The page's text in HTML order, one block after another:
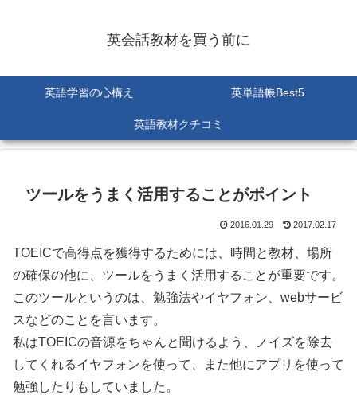
英会話教材を買う前に
英語学習の心構え 英単語帳Best5
英語教材クチコミ
ツールをうまく活用することがポイント
2016.01.29 2017.02.17
TOEICで高得点を獲得するためには、時間と教材、場所
の確保の他に、ツールをうまく活用することが重要です。
このツールというのは、勉強法やイヤフォン、webサービ
スなどのことを言います。
私はTOEICの音源をちゃんと聞けるよう、ノイズを除去
してくれるイヤフォンを使って、また他にアプリを使って
勉強したりもしていました。